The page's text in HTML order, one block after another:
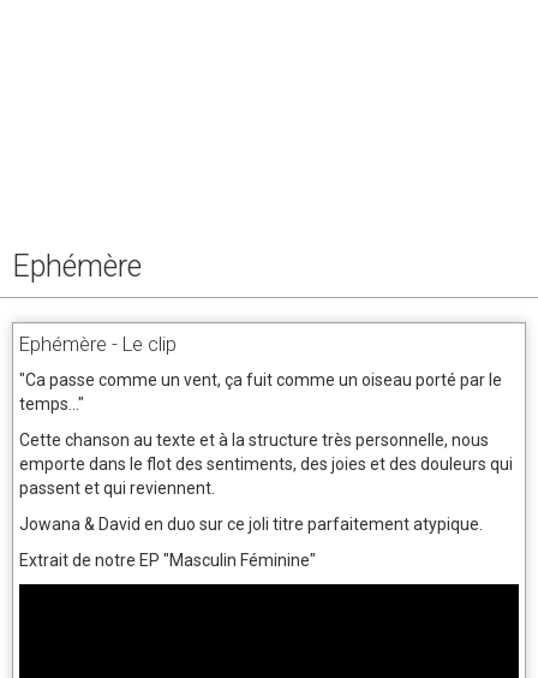
Ephémère
Ephémère - Le clip
"Ca passe comme un vent, ça fuit comme un oiseau porté par le
temps..."
Cette chanson au texte et à la structure très personnelle, nous
emporte dans le flot des sentiments, des joies et des douleurs qui
passent et qui reviennent.
Jowana & David en duo sur ce joli titre parfaitement atypique.
Extrait de notre EP "Masculin Féminine"